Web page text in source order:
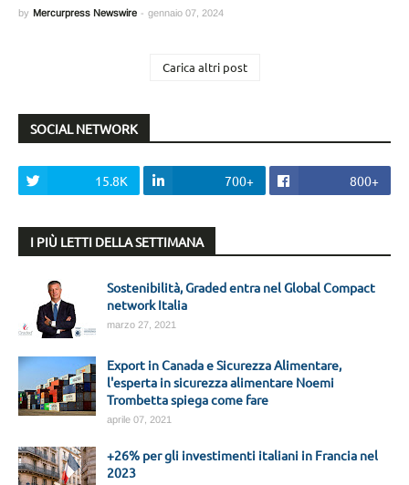
by Mercurpress Newswire - gennaio 07, 2024
Carica altri post
SOCIAL NETWORK
15.8K 700+ 800+
I PIÙ LETTI DELLA SETTIMANA
Sostenibilità, Graded entra nel Global Compact
network Italia
marzo 27, 2021
Export in Canada e Sicurezza Alimentare,
l'esperta in sicurezza alimentare Noemi
Trombetta spiega come fare
aprile 07, 2021
+26% per gli investimenti italiani in Francia nel
2023